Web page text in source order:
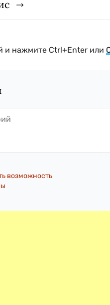
и нажмите Ctrl+Enter или
возможность